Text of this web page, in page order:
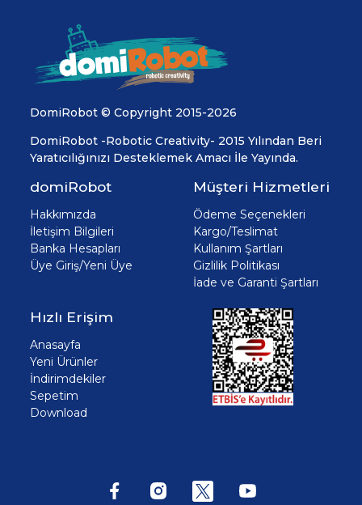
DomiRobot © Copyright 2015-2026
DomiRobot -Robotic Creativity- 2015 Yılından Beri
Yaratıcılığınızı Desteklemek Amacı İle Yayında.
domiRobot
Hakkımızda
İletişim Bilgileri
Banka Hesapları
Üye Giriş/Yeni Üye
Müşteri Hizmetleri
Ödeme Seçenekleri
Kargo/Teslimat
Kullanım Şartları
Gizlilik Politikası
İade ve Garanti Şartları
Hızlı Erişim
Anasayfa
Yeni Ürünler
İndirimdekiler
Sepetim
Download